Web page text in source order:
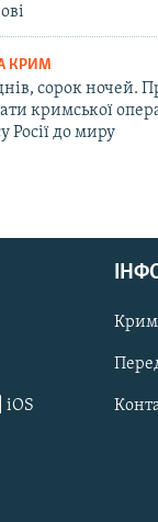
КРИМ
сорок ночей.
кримської
Росії до миру
iOS